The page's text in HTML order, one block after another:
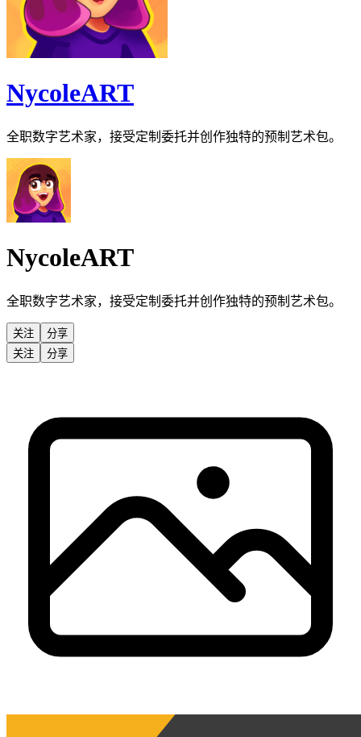
NycoleART
全职数字艺术家，接受定制委托并创作独特的预制艺术包。
NycoleART
全职数字艺术家，接受定制委托并创作独特的预制艺术包。
关注
分享
关注
分享